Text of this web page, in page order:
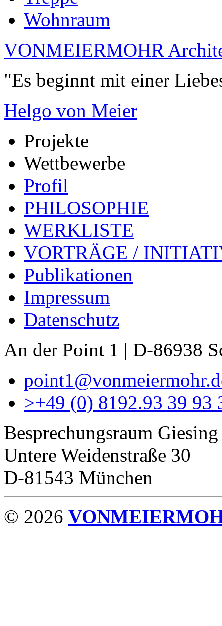
Wohnraum
VONMEIERMOHR
"Es beginnt mit einer
Helgo von Meier
Projekte
Wettbewerbe
Profil
PHILOSOPHIE
WERKLISTE
VORTRÄGE /
Publikationen
Impressum
Datenschutz
An der Point 1 | D-86938
>+49 (0) 8192.93 39 93
Besprechungsraum Giesing
Untere Weidenstraße 30
D-81543 München
© 2026